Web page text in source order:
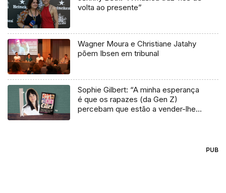
volta ao presente”
Wagner Moura e Christiane Jatahy
põem Ibsen em tribunal
Sophie Gilbert: “A minha esperança
é que os rapazes (da Gen Z)
percebam que estão a vender-lhes
PUB